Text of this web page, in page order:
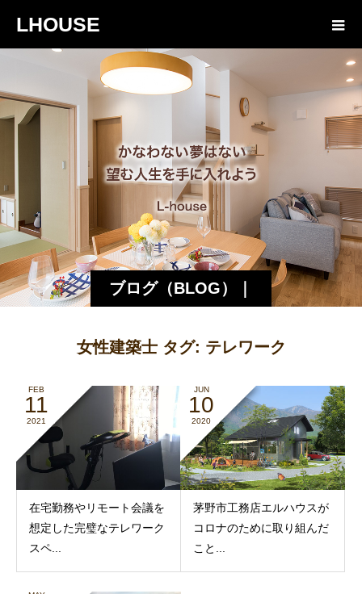
LHOUSE
ブログ（BLOG）｜
エルハウス
女性建築士 タグ: テレワーク
FEB
11
2021
在宅勤務やリモート会議を
想定した完璧なテレワーク
スペ...
JUN
10
2020
茅野市工務店エルハウスが
コロナのために取り組んだ
こと...